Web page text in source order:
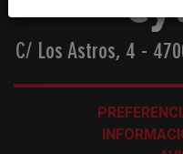
C/ Los Astros, 4 -